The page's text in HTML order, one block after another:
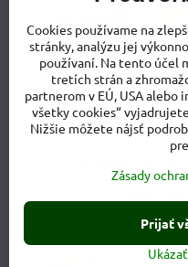
poradíme.
0908 419 618
Sme na telefóne pre e-
Po-Pia - 8.00 -18.00
Osobný odber v
PO-PIA: Kedykoľvek
SO: Doobeda po
Cookies používame na
stránky, analýzu jej
používaní. Na tento účel
tretích strán a
partnerom v EÚ, USA alebo
všetky cookies“
Nižšie môžete nájsť
Zásady
Prijať